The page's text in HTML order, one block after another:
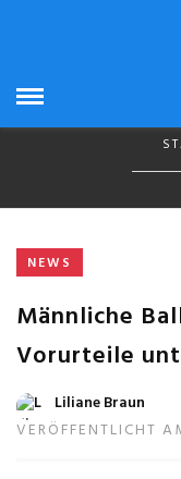
NEWS
Männliche
Vorurteile
Liliane Braun
VERÖFFENTLICHT